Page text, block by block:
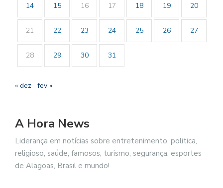
14 15 16 17 18 19 20
21 22 23 24 25 26 27
28 29 30 31
« dez fev »
A Hora News
Liderança em notícias sobre entretenimento, politica,
religioso, saúde, famosos, turismo, segurança, esportes
de Alagoas, Brasil e mundo!